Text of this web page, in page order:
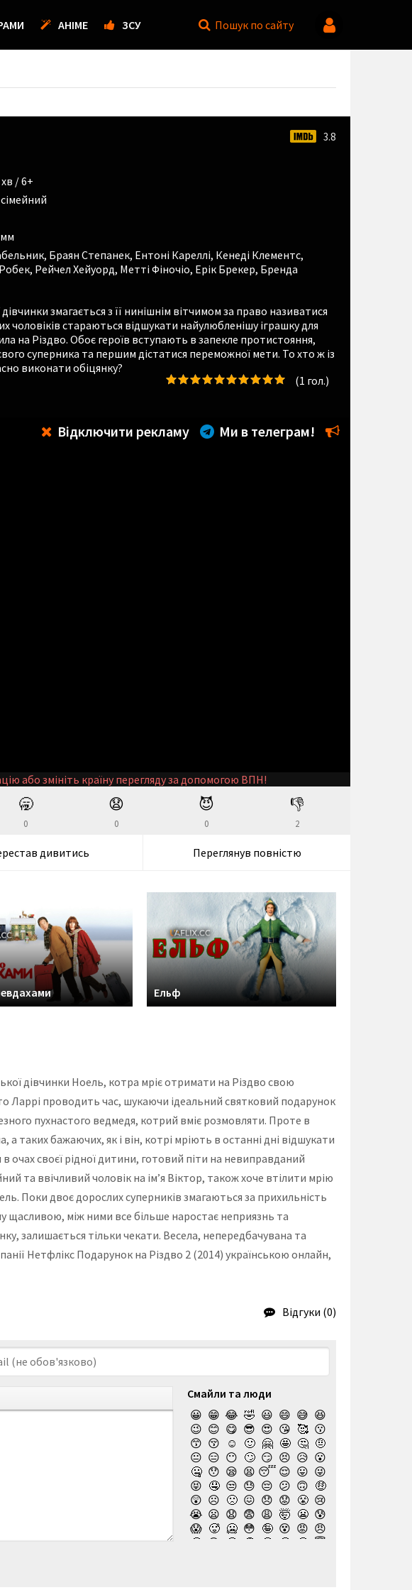
АНІМЕ ЗСУ Пошук по сайту
3.8
/ 6+
сімейний
, Браян Степанек, Ентоні Кареллі, Кенеді Клементс,
, Рейчел Хейуорд, Метті Фіночіо, Ерік Брекер, Бренда
змагається з її нинішнім вітчимом за право називатися
чоловіків стараються відшукати найулюбленішу іграшку для
на Різдво. Обоє героїв вступають в запекле протистояння,
суперника та першим дістатися переможної мети. То хто ж із
виконати обіцянку?
(1 гол.)
Відключити рекламу Ми в телеграм!
або змініть країну перегляду за допомогою ВПН!
🥱
0
😧
0
😈
0
👎
2
дивитись Переглянув повністю
Ельф
дівчинки Ноель, котра мріє отримати на Різдво свою
Ларрі проводить час, шукаючи ідеальний святковий подарунок
пухнастого ведмедя, котрий вміє розмовляти. Проте в
таких бажаючих, як і він, котрі мріють в останні дні відшукати
своєї рідної дитини, готовий піти на невиправданий
та ввічливий чоловік на ім’я Віктор, також хоче втілити мрію
Поки двоє дорослих суперників змагаються за прихильність
між ними все більше наростає неприязнь та
залишається тільки чекати. Весела, непередбачувана та
Нетфлікс Подарунок на Різдво 2 (2014) українською онлайн,
Відгуки (0)
Смайли та люди
😀 😁 😂 🤣 😃 😄 😅 😆
😉 😊 😋 😎 😍 😘 🥰 😗
😙 😚 ☺️ 🙂 🤗 🤩 🤔 🤨
😐 😑 😶 🙄 😏 😣 😥 😮
🤐 😯 😪 😫 😴 😌 😛 😜
😝 🤤 😒 😓 😔 😕 🙃 🤑
😲 ☹️ 🙁 😖 😞 😟 😤 😢
😭 😦 😧 😨 😩 🤯 😬 😰
😱 🥵 🥶 😳 🤪 😵 😡 😠
🤬
😷 🤒 🤕 🤢 🤮 🤧 😇